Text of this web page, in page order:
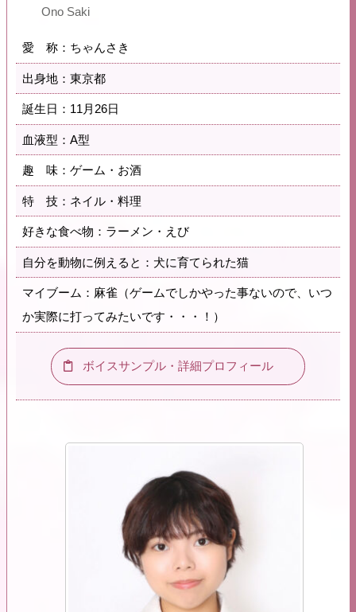
Ono Saki
愛 称：ちゃんさき
出身地：東京都
誕生日：11月26日
血液型：A型
趣 味：ゲーム・お酒
特 技：ネイル・料理
好きな食べ物：ラーメン・えび
自分を動物に例えると：犬に育てられた猫
マイブーム：麻雀（ゲームでしかやった事ないので、いつ
か実際に打ってみたいです・・・！）
ボイスサンプル・詳細プロフィール